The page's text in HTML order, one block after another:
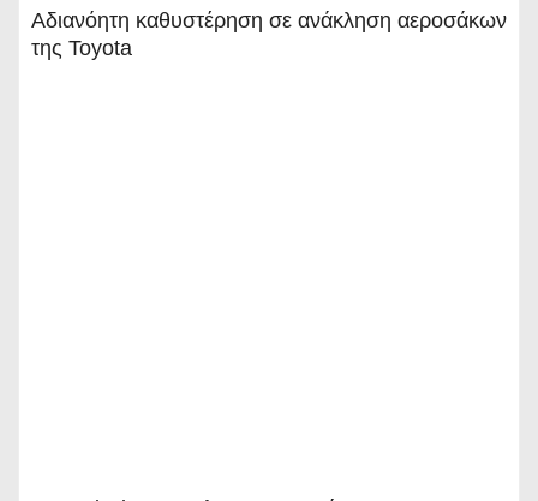
Αδιανόητη καθυστέρηση σε ανάκληση αεροσάκων
της Toyota